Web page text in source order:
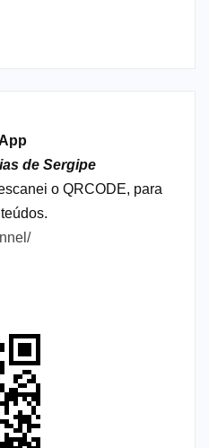
de Sergipe
o QRCODE, para